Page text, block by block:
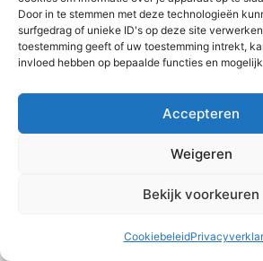
Door in te stemmen met deze technologieën
surfgedrag of unieke ID's op deze site
toestemming geeft of uw toestemming intrekt,
invloed hebben op bepaalde functies en
Accepteren
Weigeren
Bekijk voorkeuren
Cookiebeleid
© 2026